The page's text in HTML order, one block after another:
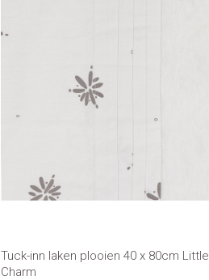
Tuck-inn laken plooien 40 x 80cm Little
Charm